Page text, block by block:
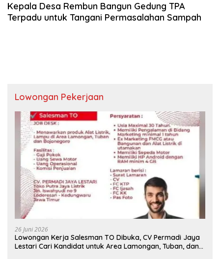
Kepala Desa Rembun Bangun Gedung TPA
Terpadu untuk Tangani Permasalahan Sampah
Lowongan Pekerjaan
26 Juni 2026
Lowongan Kerja Salesman TO Dibuka, CV Permadi Jaya
Lestari Cari Kandidat untuk Area Lamongan, Tuban, dan